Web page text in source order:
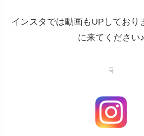
インスタでは動画もUPしており
に来てください♪
☟